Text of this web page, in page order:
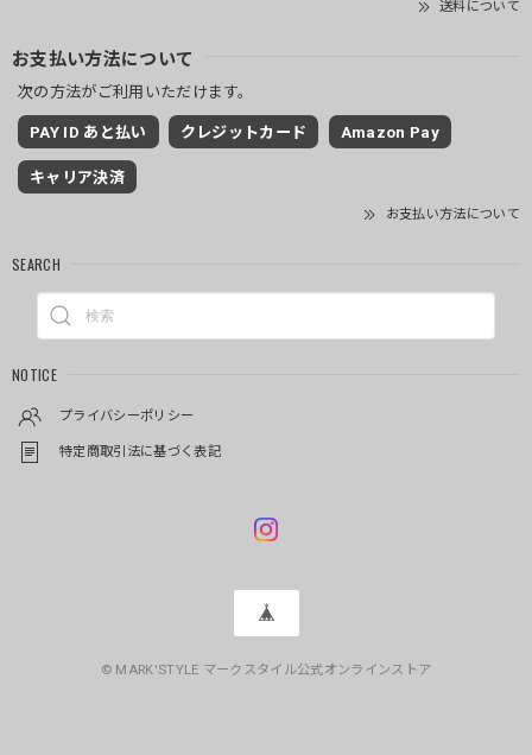
送料について
お支払い方法について
次の方法がご利用いただけます。
PAY ID あと払い クレジットカード Amazon Pay
キャリア決済
お支払い方法について
SEARCH
NOTICE
プライバシーポリシー
特定商取引法に基づく表記
© MARK'STYLE マークスタイル公式オンラインストア